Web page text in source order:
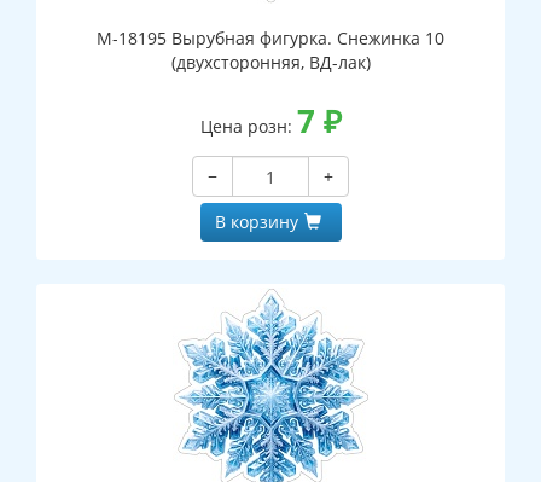
М-18195 Вырубная фигурка. Снежинка 10
(двухсторонняя, ВД-лак)
Цена розн: 7 ₽
−
+
В корзину